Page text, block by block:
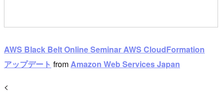
AWS Black Belt Online Seminar AWS CloudFormation
アップデート fromAmazon Web Services Japan
<